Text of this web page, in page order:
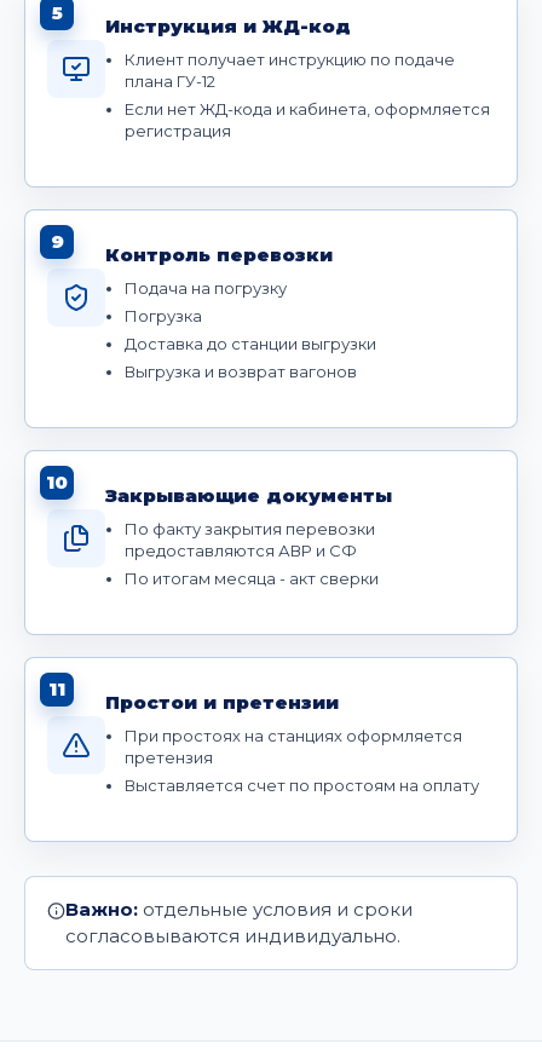
5
Инструкция и ЖД-код
Клиент получает инструкцию по подаче
плана ГУ-12
Если нет ЖД-кода и кабинета, оформляется
регистрация
9
Контроль перевозки
Подача на погрузку
Погрузка
Доставка до станции выгрузки
Выгрузка и возврат вагонов
10
Закрывающие документы
По факту закрытия перевозки
предоставляются АВР и СФ
По итогам месяца - акт сверки
11
Простои и претензии
При простоях на станциях оформляется
претензия
Выставляется счет по простоям на оплату
Важно: отдельные условия и сроки
согласовываются индивидуально.